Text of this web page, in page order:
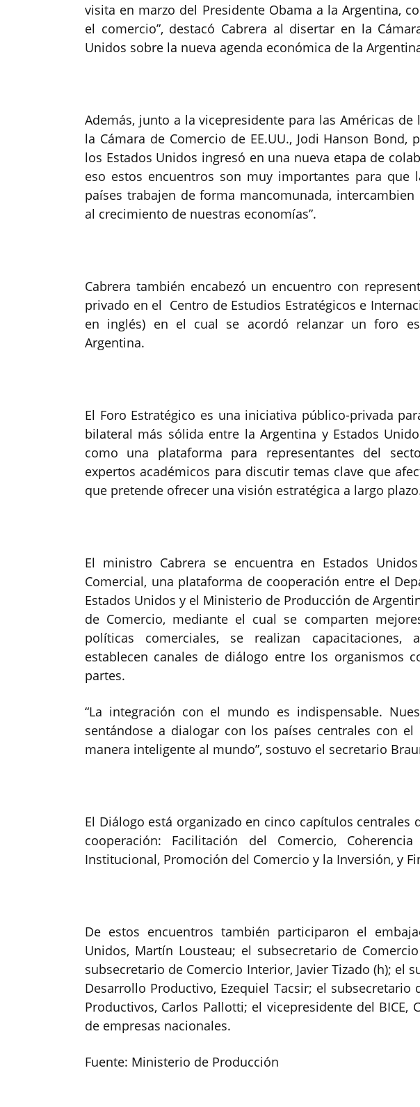
visita en marzo del Presidente Obama a la Argentina,
el comercio”, destacó Cabrera al disertar en la
Unidos sobre la nueva agenda económica de la
Además, junto a la vicepresidente para las Américas
la Cámara de Comercio de EE.UU., Jodi Hanson Bond,
los Estados Unidos ingresó en una nueva etapa de
eso estos encuentros son muy importantes para que
países trabajen de forma mancomunada,
al crecimiento de nuestras economías”.
Cabrera también encabezó un encuentro con
privado en el Centro de Estudios Estratégicos e
en inglés) en el cual se acordó relanzar un foro
Argentina.
El Foro Estratégico es una iniciativa público-privada
bilateral más sólida entre la Argentina y Estados
como una plataforma para representantes del
expertos académicos para discutir temas clave que
que pretende ofrecer una visión estratégica a largo
El ministro Cabrera se encuentra en Estados
Comercial, una plataforma de cooperación entre el
Estados Unidos y el Ministerio de Producción de
de Comercio, mediante el cual se comparten
políticas comerciales, se realizan capacitaciones,
establecen canales de diálogo entre los organismos
partes.
“La integración con el mundo es indispensable.
sentándose a dialogar con los países centrales con
manera inteligente al mundo”, sostuvo el secretario
El Diálogo está organizado en cinco capítulos centrales
cooperación: Facilitación del Comercio, Coherencia
Institucional, Promoción del Comercio y la Inversión, y
De estos encuentros también participaron el
Unidos, Martín Lousteau; el subsecretario de
subsecretario de Comercio Interior, Javier Tizado (h); el
Desarrollo Productivo, Ezequiel Tacsir; el subsecretario
Productivos, Carlos Pallotti; el vicepresidente del BICE,
de empresas nacionales.
Fuente: Ministerio de Producción